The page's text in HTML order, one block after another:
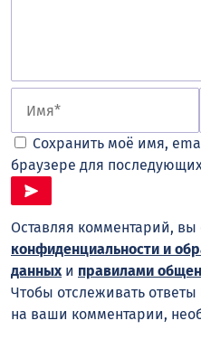
Сохранить моё имя,
браузере для
Оставляя комментарий, вы
конфиденциальности и
данныхи правилами
Чтобы отслеживать
на ваши комментарии,